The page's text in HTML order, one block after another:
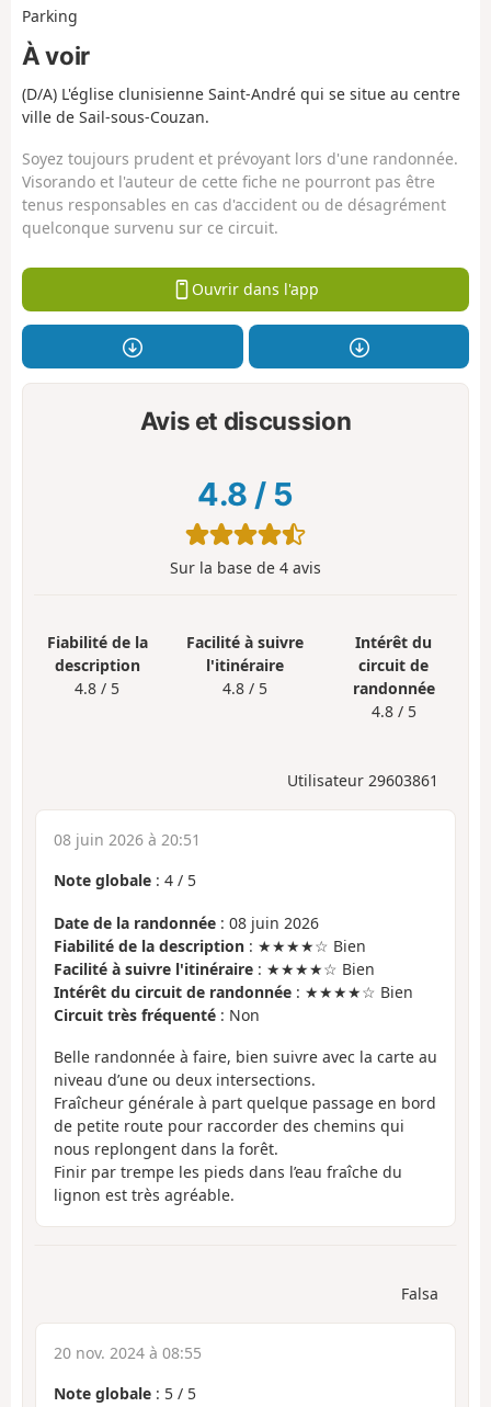
Parking
À voir
(D/A) L'église clunisienne Saint-André qui se situe au centre
ville de Sail-sous-Couzan.
Soyez toujours prudent et prévoyant lors d'une randonnée.
Visorando et l'auteur de cette fiche ne pourront pas être
tenus responsables en cas d'accident ou de désagrément
quelconque survenu sur ce circuit.
Ouvrir dans l'app
Avis et discussion
4.8 / 5
Sur la base de 4 avis
Fiabilité de la
description
4.8 / 5
Facilité à suivre
l'itinéraire
4.8 / 5
Intérêt du
circuit de
randonnée
4.8 / 5
Utilisateur 29603861
08 juin 2026 à 20:51
Note globale : 4 / 5
Date de la randonnée : 08 juin 2026
Fiabilité de la description : ★★★★☆ Bien
Facilité à suivre l'itinéraire : ★★★★☆ Bien
Intérêt du circuit de randonnée : ★★★★☆ Bien
Circuit très fréquenté : Non
Belle randonnée à faire, bien suivre avec la carte au
niveau d’une ou deux intersections.
Fraîcheur générale à part quelque passage en bord
de petite route pour raccorder des chemins qui
nous replongent dans la forêt.
Finir par trempe les pieds dans l’eau fraîche du
lignon est très agréable.
Falsa
20 nov. 2024 à 08:55
Note globale : 5 / 5